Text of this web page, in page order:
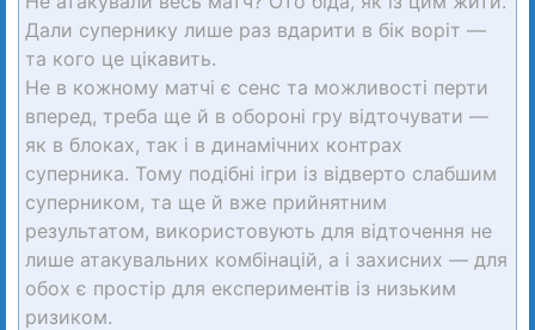
Дали супернику лише раз вдарити в бік воріт —
та кого це цікавить.
Не в кожному матчі є сенс та можливості перти
вперед, треба ще й в обороні гру відточувати —
як в блоках, так і в динамічних контрах
суперника. Тому подібні ігри із відверто слабшим
суперником, та ще й вже прийнятним
результатом, використовують для відточення не
лише атакувальних комбінацій, а і захисних — для
обох є простір для експериментів із низьким
ризиком.